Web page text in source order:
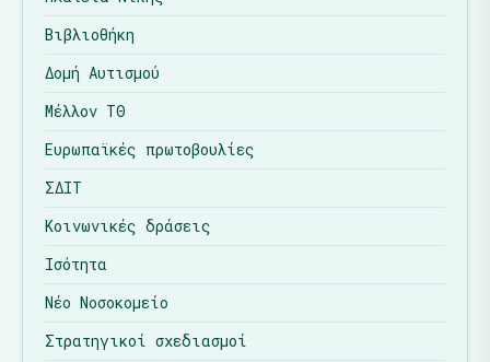
Βιβλιοθήκη
Δομή Αυτισμού
Μέλλον ΤΘ
Ευρωπαϊκές πρωτοβουλίες
ΣΔΙΤ
Κοινωνικές δράσεις
Ισότητα
Νέο Νοσοκομείο
Στρατηγικοί σχεδιασμοί